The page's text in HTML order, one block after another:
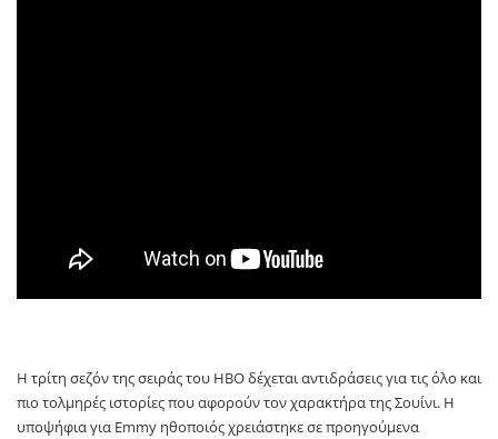
Η τρίτη σεζόν της σειράς του HBO δέχεται αντιδράσεις για τις όλο και
πιο τολμηρές ιστορίες που αφορούν τον χαρακτήρα της Σουίνι. Η
υποψήφια για Emmy ηθοποιός χρειάστηκε σε προηγούμενα